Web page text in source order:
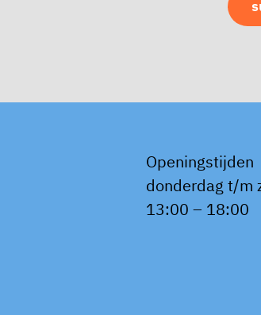
Openingstijden
donderdag t/m
13:00 – 18:00